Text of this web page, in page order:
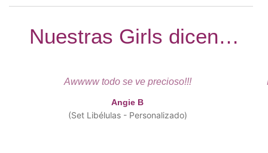
Nuestras Girls dicen…
Awwww todo se ve precioso!!!
Angie B
(Set Libélulas - Personalizado)